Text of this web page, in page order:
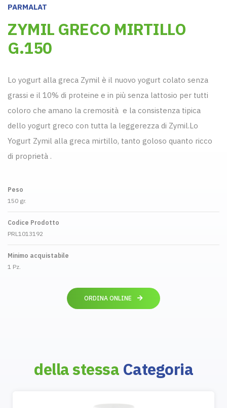
PARMALAT
ZYMIL GRECO MIRTILLO
G.150
Lo yogurt alla greca Zymil è il nuovo yogurt colato senza
grassi e il 10% di proteine e in più senza lattosio per tutti
coloro che amano la cremosità e la consistenza tipica
dello yogurt greco con tutta la leggerezza di Zymil.Lo
Yogurt Zymil alla greca mirtillo, tanto goloso quanto ricco
di proprietà .
Peso
150 gr.
Codice Prodotto
PRL1013192
Minimo acquistabile
1 Pz.
ORDINA ONLINE
della stessa Categoria